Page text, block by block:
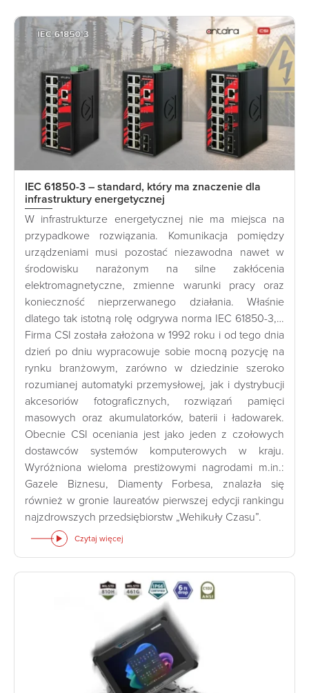
IEC 61850-3 – standard, który ma znaczenie dla
infrastruktury energetycznej
W infrastrukturze energetycznej nie ma miejsca na
przypadkowe rozwiązania. Komunikacja pomiędzy
urządzeniami musi pozostać niezawodna nawet w
środowisku narażonym na silne zakłócenia
elektromagnetyczne, zmienne warunki pracy oraz
konieczność nieprzerwanego działania. Właśnie
dlatego tak istotną rolę odgrywa norma IEC 61850-3,…
Firma CSI została założona w 1992 roku i od tego dnia
dzień po dniu wypracowuje sobie mocną pozycję na
rynku branżowym, zarówno w dziedzinie szeroko
rozumianej automatyki przemysłowej, jak i dystrybucji
akcesoriów fotograficznych, rozwiązań pamięci
masowych oraz akumulatorków, baterii i ładowarek.
Obecnie CSI oceniania jest jako jeden z czołowych
dostawców systemów komputerowych w kraju.
Wyróżniona wieloma prestiżowymi nagrodami m.in.:
Gazele Biznesu, Diamenty Forbesa, znalazła się
również w gronie laureatów pierwszej edycji rankingu
najzdrowszych przedsiębiorstw „Wehikuły Czasu”.
Czytaj więcej